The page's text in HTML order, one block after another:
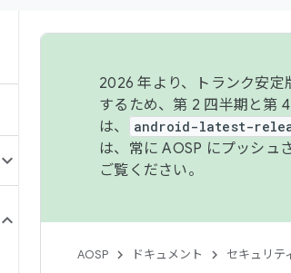
2026 年より、トランク安
するため、第 2 四半期と第
は、
android-latest-
は、常に AOSP にプッシュ
ご覧ください。
AOSP ドキュメント セキュリテ